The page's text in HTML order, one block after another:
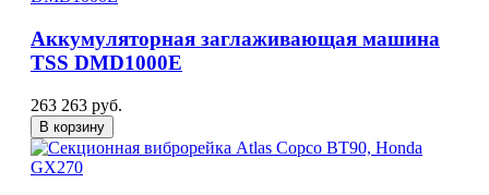
Аккумуляторная заглаживающая машина
TSS DMD1000E
263 263 руб.
В корзину